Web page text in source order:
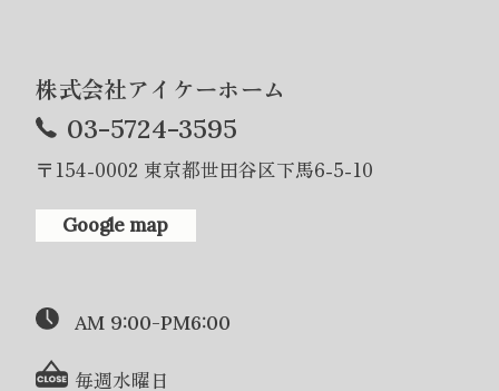
株式会社アイケーホーム
03-5724-3595
〒154-0002 東京都世田谷区下馬6-5-10
Google map
AM 9:00-PM6:00
毎週水曜日